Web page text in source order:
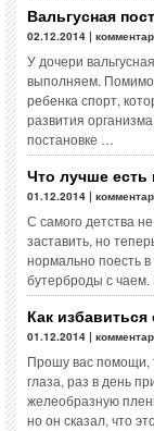
Вальгусная
02.12.2014 |
У дочери
выполняем. Помимо
ребенка спорт,
развития
постановке …
Что лучше есть
01.12.2014 |
С самого детства
заставить, но
нормально поесть
бутерброды с
Как избавиться
01.12.2014 |
Прошу вас помощи,
глаза, раз в день
желеобразную
но он сказал, что